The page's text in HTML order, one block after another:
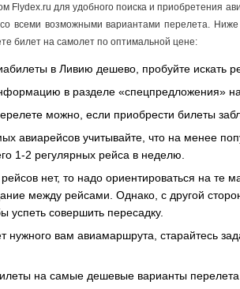
Flydex.ru для удобного поиска и приобретения
всеми возможными вариантами перелета.
билет на самолет по оптимальной цене:
в Ливию дешево, пробуйте искать
в разделе «спецпредложения»
можно, если приобрести билеты
авиарейсов учитывайте, что на менее
1-2 регулярных рейса в неделю.
нет, то надо ориентироваться на те
между рейсами. Однако, с другой
успеть совершить пересадку.
нужного вам авиамаршрута, старайтесь
на самые дешевые варианты